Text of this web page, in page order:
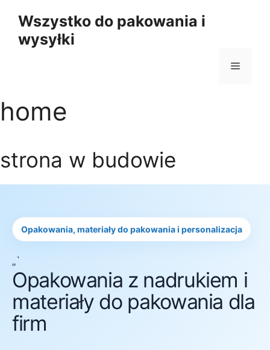
treści
Wszystko do pakowania i
wysyłki
Menu
home
strona w budowie
Opakowania, materiały do pakowania i personalizacja
„`
Opakowania z nadrukiem i
materiały do pakowania dla
firm